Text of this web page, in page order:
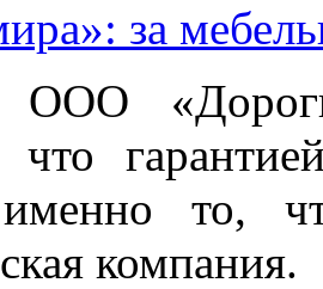
за
ООО
что
именно то,
компания.